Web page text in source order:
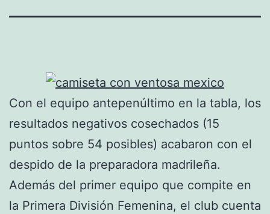
Con el equipo antepenúltimo en la tabla, los
resultados negativos cosechados (15
puntos sobre 54 posibles) acabaron con el
despido de la preparadora madrileña.
Además del primer equipo que compite en
la Primera División Femenina, el club cuenta